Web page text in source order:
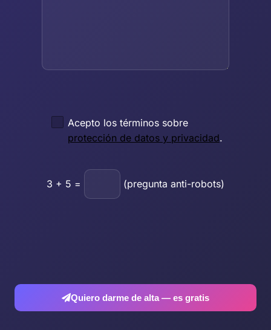
Acepto los términos sobre
protección de datos y privacidad.
3 + 5 = (pregunta anti-robots)
Quiero darme de alta — es gratis